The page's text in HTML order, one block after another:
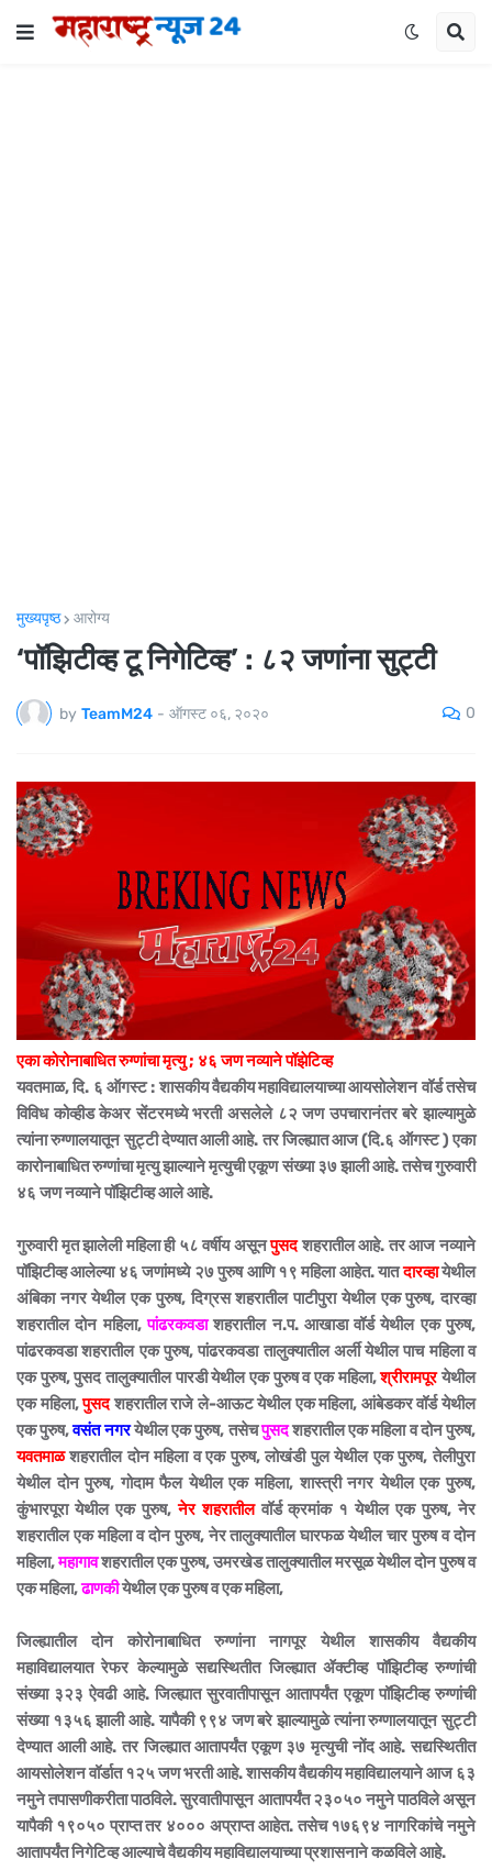
मुख्यपृष्ठ आरोग्य
‘पॉझिटीव्ह टू निगेटिव्ह’ : ८२ जणांना सुट्टी
by TeamM24 - ऑगस्ट ०६, २०२० 0
एका कोरोनाबाधित रुग्णांचा मृत्यु ; ४६ जण नव्याने पॉझेटिव्ह
यवतमाळ, दि. ६ ऑगस्ट : शासकीय वैद्यकीय महाविद्यालयाच्या आयसोलेशन वॉर्ड तसेच
विविध कोव्हीड केअर सेंटरमध्ये भरती असलेले ८२ जण उपचारानंतर बरे झाल्यामुळे
त्यांना रुग्णालयातून सुट्टी देण्यात आली आहे. तर जिल्ह्यात आज (दि.६ ऑगस्ट ) एका
कारोनाबाधित रुग्णांचा मृत्यु झाल्याने मृत्युची एकूण संख्या ३७ झाली आहे. तसेच गुरुवारी
४६ जण नव्याने पॉझिटीव्ह आले आहे.
गुरुवारी मृत झालेली महिला ही ५८ वर्षीय असूनपुसदशहरातील आहे. तर आज नव्याने
पॉझिटीव्ह आलेल्या ४६ जणांमध्ये २७ पुरुष आणि १९ महिला आहेत. यातदारव्हायेथील
अंबिका नगर येथील एक पुरुष, दिग्रस शहरातील पाटीपुरा येथील एक पुरुष, दारव्हा
शहरातील दोन महिला,पांढरकवडाशहरातील न.प. आखाडा वॉर्ड येथील एक पुरुष,
पांढरकवडा शहरातील एक पुरुष, पांढरकवडा तालुक्यातील अर्ली येथील पाच महिला व
एक पुरुष, पुसद तालुक्यातील पारडी येथील एक पुरुष व एक महिला,श्रीरामपूरयेथील
एक महिला,पुसदशहरातील राजे ले-आऊट येथील एक महिला, आंबेडकर वॉर्ड येथील
एक पुरुष,वसंत नगरयेथील एक पुरुष, तसेचपुसदशहरातील एक महिला व दोन पुरुष,
यवतमाळशहरातील दोन महिला व एक पुरुष, लोखंडी पुल येथील एक पुरुष, तेलीपुरा
येथील दोन पुरुष, गोदाम फैल येथील एक महिला, शास्त्री नगर येथील एक पुरुष,
कुंभारपूरा येथील एक पुरुष,नेर शहरातीलवॉर्ड क्रमांक १ येथील एक पुरुष, नेर
शहरातील एक महिला व दोन पुरुष, नेर तालुक्यातील घारफळ येथील चार पुरुष व दोन
महिला,महागावशहरातील एक पुरुष, उमरखेड तालुक्यातील मरसूळ येथील दोन पुरुष व
एक महिला,ढाणकीयेथील एक पुरुष व एक महिला,
जिल्ह्यातील दोन कोरोनाबाधित रुग्णांना नागपूर येथील शासकीय वैद्यकीय
महाविद्यालयात रेफर केल्यामुळे सद्यस्थितीत जिल्ह्यात ॲक्टीव्ह पॉझिटीव्ह रुग्णांची
संख्या ३२३ ऐवढी आहे. जिल्ह्यात सुरवातीपासून आतापर्यंत एकूण पॉझिटीव्ह रुग्णांची
संख्या १३५६ झाली आहे. यापैकी ९९४ जण बरे झाल्यामुळे त्यांना रुग्णालयातून सुट्टी
देण्यात आली आहे. तर जिल्ह्यात आतापर्यंत एकूण ३७ मृत्युची नोंद आहे. सद्यस्थितीत
आयसोलेशन वॉर्डात १२५ जण भरती आहे. शासकीय वैद्यकीय महाविद्यालयाने आज ६३
नमुने तपासणीकरीता पाठविले. सुरवातीपासून आतापर्यंत २३०५० नमुने पाठविले असून
यापैकी १९०५० प्राप्त तर ४००० अप्राप्त आहेत. तसेच १७६९४ नागरिकांचे नमुने
आतापर्यंत निगेटिव्ह आल्याचे वैद्यकीय महाविद्यालयाच्या प्रशासनाने कळविले आहे.